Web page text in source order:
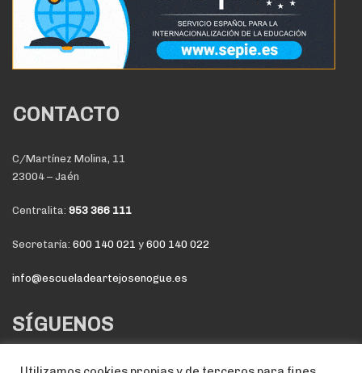
CONTACTO
C/Martínez Molina, 11
23004 – Jaén
Centralita: 953 366 111
Secretaría: 600 140 021 y 600 140 022
info@escueladeartejosenogue.es
SÍGUENOS